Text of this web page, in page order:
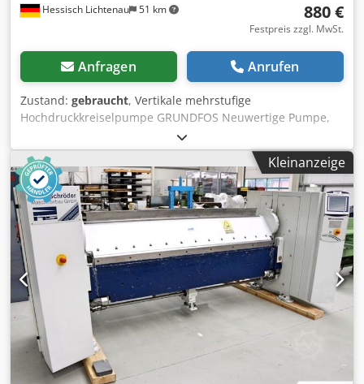
Hessisch Lichtenau 51 km 880 €
Festpreis zzgl. MwSt.
Anfragen Anrufen
Zustand: gebraucht, Vertikale mehrstufige
Hochdruckkreiselpumpe GRUNDFOS Neuwertige Pumpe,
es wurde aber ein Teil der Magnetkupplung demontiert.
Typ CRN 10-09 MP-FGJ GI-V Baujahr ca. 2012 Förderleistung
bei 7,2 bar: max. 10 m3/h Förderhöhe: max. 91,8 Meter
Netzanschluß: 400 Volt, 50 Hz Leistung: 3 kW -
Pumpenaufbau in 9 Stufen - aus rostfreiem Edelstahl
1.4401 Dcodpfx Amofupado Tok - Die neuwertige Pumpe
wurde als Ersatzteilspender benutzt, es sind aber mehrere
neue Pumpenkammern dabei - es fehlt ein Teil der
Magnetkupplung geeignet für die Trinkwasserversorgung,
Bewässerung und Entwässerung Verpackt in der Original
Holzkiste Platzbedarf Pumpe LxBxH 1100 x 250 x 300 mm
Platzbedarf Versandkiste LxBxH 1400 x 330 x 340 mm
Gewicht mit Versandkiste 85 kg Neuwertig Keine
Unterwasserpumpe oder Tauchpumpe
Kleinanzeige